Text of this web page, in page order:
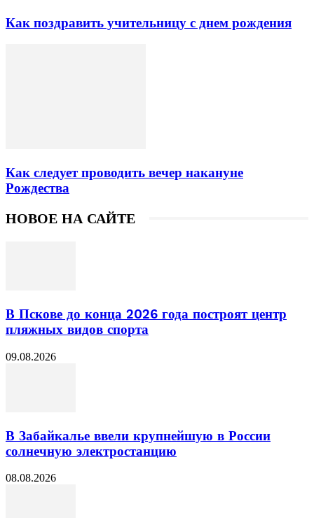
Как поздравить учительницу с днем рождения
Как следует проводить вечер накануне
Рождества
НОВОЕ НА САЙТЕ
В Пскове до конца 2026 года построят центр
пляжных видов спорта
09.08.2026
В Забайкалье ввели крупнейшую в России
солнечную электростанцию
08.08.2026